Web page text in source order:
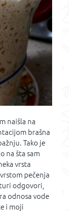
naišla na
brašna
Tako je
na šta sam
vrsta
pečenja
odgovori,
odnosa vode
i moji